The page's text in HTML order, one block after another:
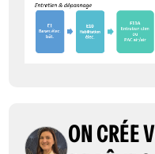
ON CRÉE